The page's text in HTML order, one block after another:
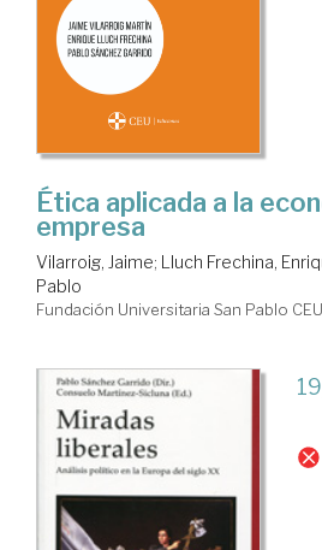
Ética aplicada a la
empresa
Vilarroig, Jaime; Lluch Frechina,
Pablo
Fundación Universitaria San Pablo